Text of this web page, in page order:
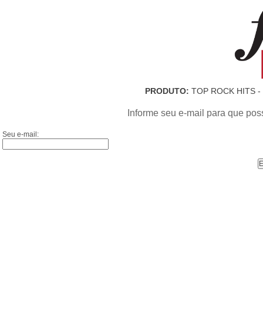
PRODUTO: TOP ROCK HITS -
Informe seu e-mail para que
Seu e-mail: